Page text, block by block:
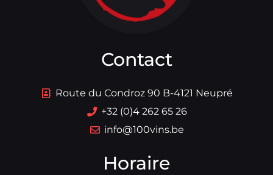
Contact
Route du Condroz 90 B-4121 Neupré
+32 (0)4 262 65 26
info@100vins.be
Horaire